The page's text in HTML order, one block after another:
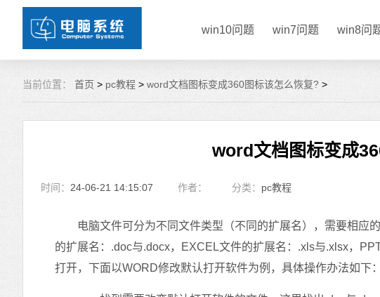
win10问题 win7问题 win8问
当前位置： 首页 > pc教程 > word文档图标变成360图标该怎么恢复? >
word文档图标变成
时间： 24-06-21 14:15:07 作者： 分类： pc教程
电脑文件可分为不同文件类型（不同的扩展名），需要相应
的扩展名：.doc与.docx，EXCEL文件的扩展名：.xls与.xlsx，
打开，下面以WORD修改默认打开软件为例，具体操作办法如下：